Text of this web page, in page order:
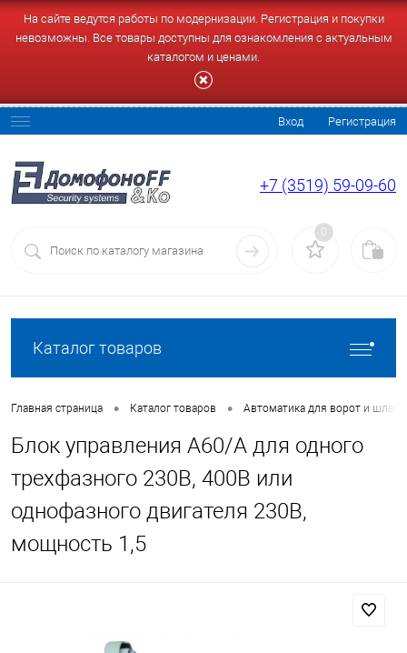
На сайте ведутся работы по модернизации. Регистрация и покупки
невозможны. Все товары доступны для ознакомления с актуальным
каталогом и ценами.
Вход Регистрация
+7 (3519) 59-09-60
0
Каталог товаров
Главная страница • Каталог товаров • Автоматика для ворот и
Блок управления A60/A для одного
трехфазного 230В, 400В или
однофазного двигателя 230В,
мощность 1,5